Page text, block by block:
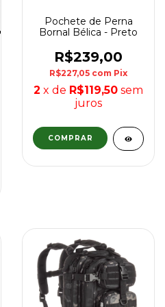
Pochete de Perna
Bornal Bélica - Preto
R$239,00
R$227,05 com Pix
2 x de R$119,50 sem
juros